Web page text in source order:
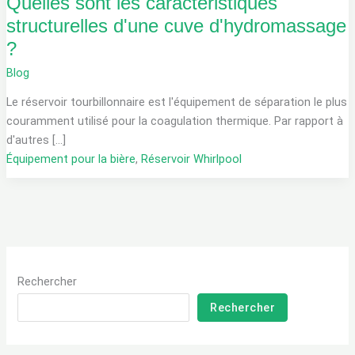
structurelles d'une cuve d'hydromassage
?
Blog
Le réservoir tourbillonnaire est l'équipement de séparation le plus
couramment utilisé pour la coagulation thermique. Par rapport à
d'autres [...]
Équipement pour la bière, Réservoir Whirlpool
Rechercher
Rechercher